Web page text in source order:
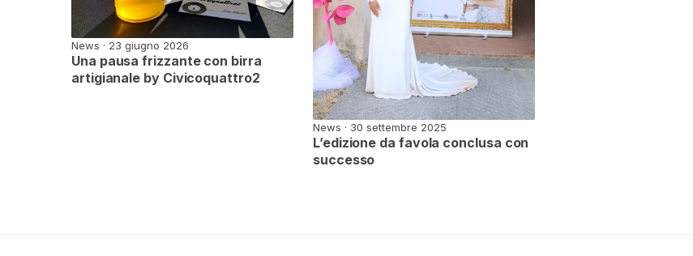
News · 23 giugno 2026
Una pausa frizzante con birra
artigianale by Civicoquattro2
News · 30 settembre 2025
L’edizione da favola conclusa con
successo